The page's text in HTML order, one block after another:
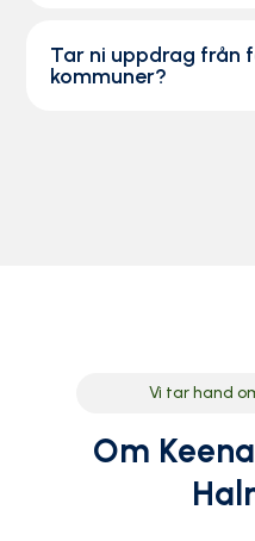
Tar ni uppdrag från
kommuner?
Vi tar hand
Om